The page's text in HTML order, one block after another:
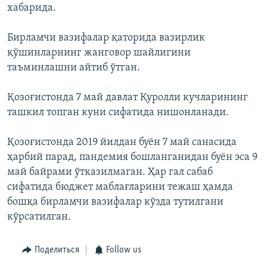
хабарида.
Бирламчи вазифалар қаторида вазирлик
қўшинларнинг жанговор шайлигини
таъминлашни айтиб ўтган.
Қозоғистонда 7 май давлат Қуролли кучларининг
ташкил топган куни сифатида нишонланади.
Қозоғистонда 2019 йилдан буён 7 май санасида
ҳарбий парад, пандемия бошланганидан буён эса 9
май байрами ўтказилмаган. Ҳар гал сабаб
сифатида бюджет маблағларини тежаш ҳамда
бошқа бирламчи вазифалар кўзда тутилгани
кўрсатилган.
Поделиться Follow us